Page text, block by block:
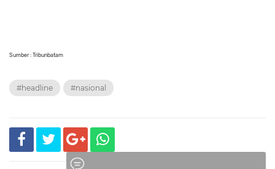
Sumber : Tribunbatam
#headline #nasional